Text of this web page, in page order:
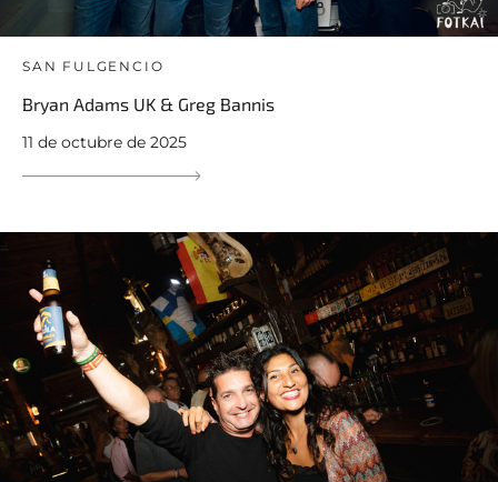
SAN FULGENCIO
Bryan Adams UK & Greg Bannis
11 de octubre de 2025